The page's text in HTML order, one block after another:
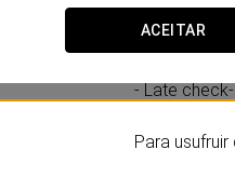
ACEITAR
Inclui:
- Garrafa de
- Late
Para